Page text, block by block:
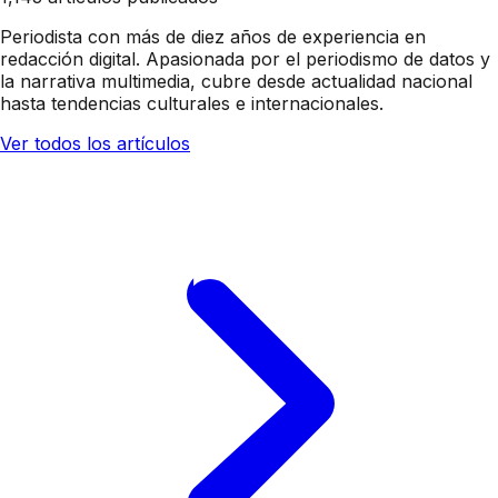
Periodista con más de diez años de experiencia en
redacción digital. Apasionada por el periodismo de datos y
la narrativa multimedia, cubre desde actualidad nacional
hasta tendencias culturales e internacionales.
Ver todos los artículos